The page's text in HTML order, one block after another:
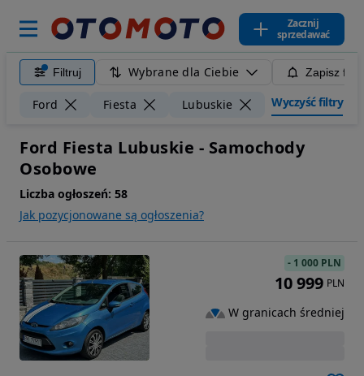
Zacznij
sprzedawać
Filtruj Wybrane dla Ciebie Zapisz
Ford Fiesta Lubuskie Wyczyść filtry
Ford Fiesta Lubuskie - Samochody
Osobowe
Liczba ogłoszeń: 58
Jak pozycjonowane są ogłoszenia?
- 1 000 PLN
10 999 PLN
W granicach średniej